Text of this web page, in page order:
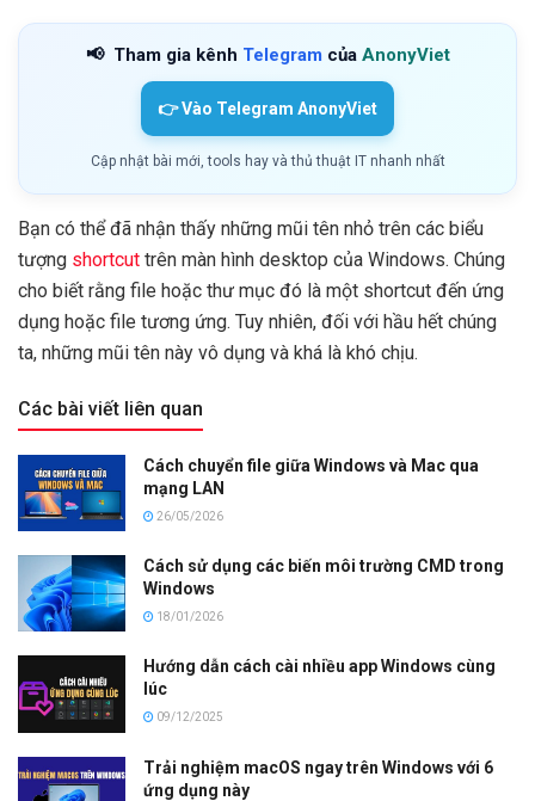
📢 Tham gia kênh Telegram của AnonyViet
👉 Vào Telegram AnonyViet
Cập nhật bài mới, tools hay và thủ thuật IT nhanh nhất
Bạn có thể đã nhận thấy những mũi tên nhỏ trên các biểu
tượng shortcut trên màn hình desktop của Windows. Chúng
cho biết rằng file hoặc thư mục đó là một shortcut đến ứng
dụng hoặc file tương ứng. Tuy nhiên, đối với hầu hết chúng
ta, những mũi tên này vô dụng và khá là khó chịu.
Các bài viết liên quan
Cách chuyển file giữa Windows và Mac qua
mạng LAN
26/05/2026
Cách sử dụng các biến môi trường CMD trong
Windows
18/01/2026
Hướng dẫn cách cài nhiều app Windows cùng
lúc
09/12/2025
Trải nghiệm macOS ngay trên Windows với 6
ứng dụng này